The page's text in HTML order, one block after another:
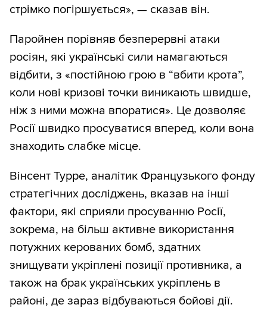
стрімко погіршується», — сказав він.
Паройнен порівняв безперервні атаки
росіян, які українські сили намагаються
відбити, з «постійною грою в “вбити крота”,
коли нові кризові точки виникають швидше,
ніж з ними можна впоратися». Це дозволяє
Росії швидко просуватися вперед, коли вона
знаходить слабке місце.
Вінсент Турре, аналітик Французького фонду
стратегічних досліджень, вказав на інші
фактори, які сприяли просуванню Росії,
зокрема, на більш активне використання
потужних керованих бомб, здатних
знищувати укріплені позиції противника, а
також на брак українських укріплень в
районі, де зараз відбуваються бойові дії.